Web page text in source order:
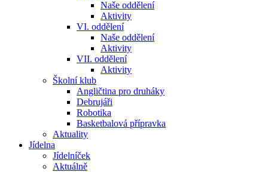
Naše oddělení
Aktivity
VI. oddělení
Naše oddělení
Aktivity
VII. oddělení
Aktivity
Školní klub
Angličtina pro druháky
Debrujáři
Robotika
Basketbalová přípravka
Aktuality
Jídelna
Jídelníček
Aktuálně